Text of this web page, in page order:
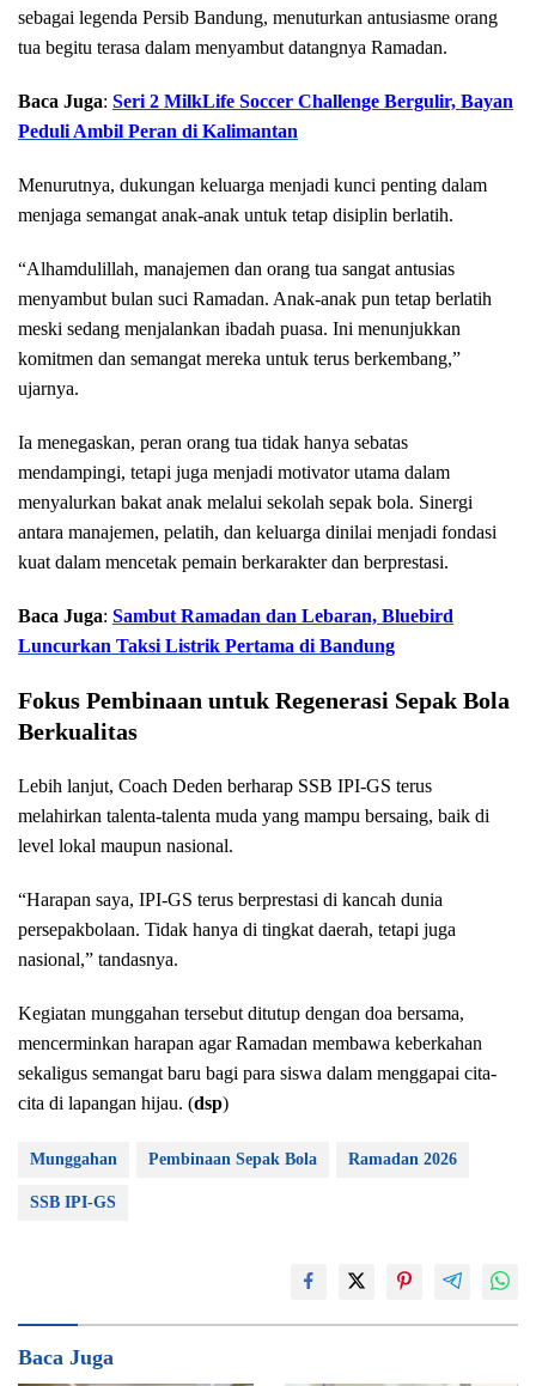
sebagai legenda Persib Bandung, menuturkan antusiasme orang
tua begitu terasa dalam menyambut datangnya Ramadan.
Baca Juga: Seri 2 MilkLife Soccer Challenge Bergulir, Bayan
Peduli Ambil Peran di Kalimantan
Menurutnya, dukungan keluarga menjadi kunci penting dalam
menjaga semangat anak-anak untuk tetap disiplin berlatih.
“Alhamdulillah, manajemen dan orang tua sangat antusias
menyambut bulan suci Ramadan. Anak-anak pun tetap berlatih
meski sedang menjalankan ibadah puasa. Ini menunjukkan
komitmen dan semangat mereka untuk terus berkembang,”
ujarnya.
Ia menegaskan, peran orang tua tidak hanya sebatas
mendampingi, tetapi juga menjadi motivator utama dalam
menyalurkan bakat anak melalui sekolah sepak bola. Sinergi
antara manajemen, pelatih, dan keluarga dinilai menjadi fondasi
kuat dalam mencetak pemain berkarakter dan berprestasi.
Baca Juga: Sambut Ramadan dan Lebaran, Bluebird
Luncurkan Taksi Listrik Pertama di Bandung
Fokus Pembinaan untuk Regenerasi Sepak Bola
Berkualitas
Lebih lanjut, Coach Deden berharap SSB IPI-GS terus
melahirkan talenta-talenta muda yang mampu bersaing, baik di
level lokal maupun nasional.
“Harapan saya, IPI-GS terus berprestasi di kancah dunia
persepakbolaan. Tidak hanya di tingkat daerah, tetapi juga
nasional,” tandasnya.
Kegiatan munggahan tersebut ditutup dengan doa bersama,
mencerminkan harapan agar Ramadan membawa keberkahan
sekaligus semangat baru bagi para siswa dalam menggapai cita-
cita di lapangan hijau. (dsp)
Munggahan Pembinaan Sepak Bola Ramadan 2026
SSB IPI-GS
Baca Juga